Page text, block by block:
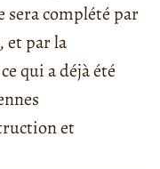
sera complété par
et par la
qui a déjà été
et